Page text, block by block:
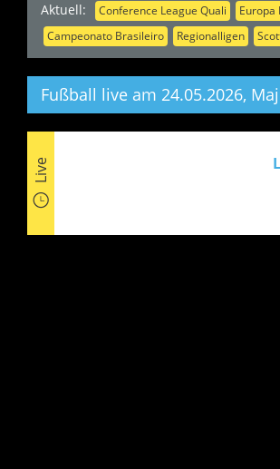
Aktuell: Conference League Quali Europa
Campeonato Brasileiro
Regionalligen
Fußball live am 24.05.2026,
Live